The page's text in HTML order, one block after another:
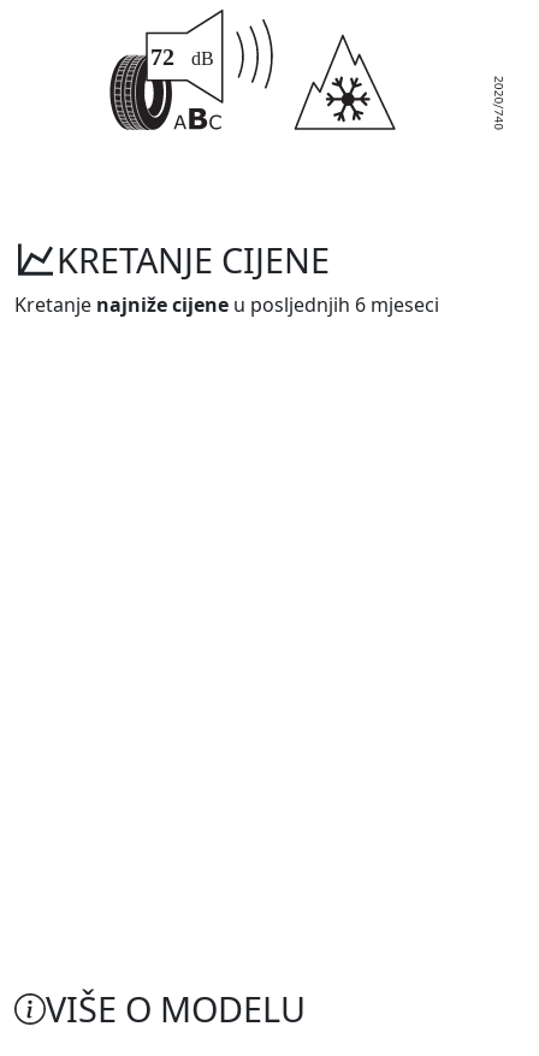
KRETANJE CIJENE
Kretanje najniže cijene u posljednjih 6 mjeseci
VIŠE O MODELU